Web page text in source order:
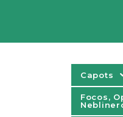
Capots
Focos,